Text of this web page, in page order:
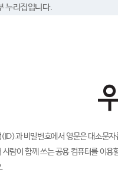
누리집입니다.
과 비밀번호에서 영문은 대소문
사람이 함께 쓰는 공용 컴퓨터를 이